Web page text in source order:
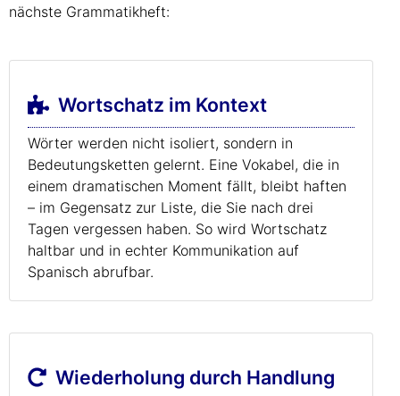
nächste Grammatikheft:
Wortschatz im Kontext
Wörter werden nicht isoliert, sondern in
Bedeutungsketten gelernt. Eine Vokabel, die in
einem dramatischen Moment fällt, bleibt haften
– im Gegensatz zur Liste, die Sie nach drei
Tagen vergessen haben. So wird Wortschatz
haltbar und in echter Kommunikation auf
Spanisch abrufbar.
Wiederholung durch Handlung